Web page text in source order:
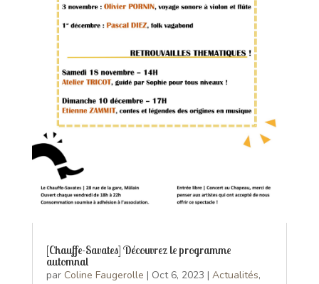
[Chauffe-Savates] Découvrez le programme
automnal
par Coline Faugerolle | Oct 6, 2023 | Actualités,